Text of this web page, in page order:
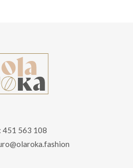
451 563 108